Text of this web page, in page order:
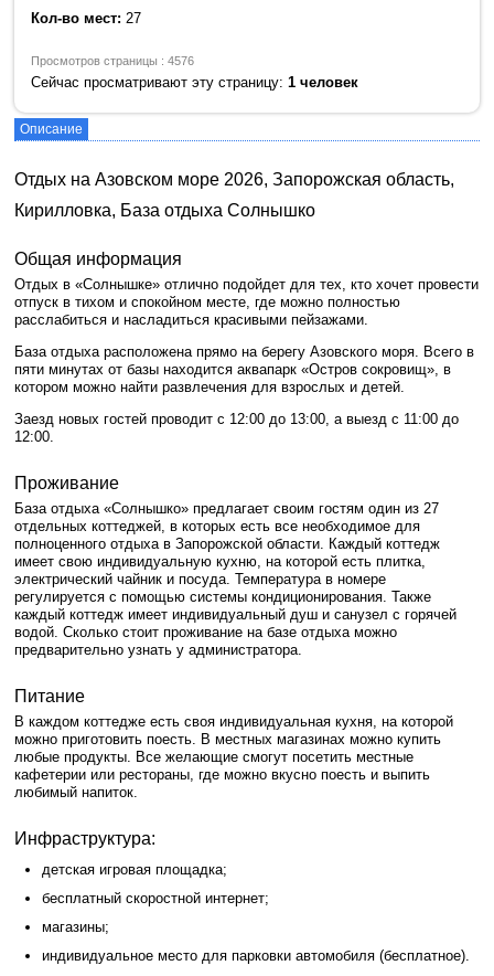
Кол-во мест: 27
Просмотров страницы : 4576
Сейчас просматривают эту страницу:1 человек
Описание
Отдых на Азовском море 2026, Запорожская область,
Кирилловка, База отдыха Солнышко
Общая информация
Отдых в «Солнышке» отлично подойдет для тех, кто хочет провести
отпуск в тихом и спокойном месте, где можно полностью
расслабиться и насладиться красивыми пейзажами.
База отдыха расположена прямо на берегу Азовского моря. Всего в
пяти минутах от базы находится аквапарк «Остров сокровищ», в
котором можно найти развлечения для взрослых и детей.
Заезд новых гостей проводит с 12:00 до 13:00, а выезд с 11:00 до
12:00.
Проживание
База отдыха «Солнышко» предлагает своим гостям один из 27
отдельных коттеджей, в которых есть все необходимое для
полноценного отдыха в Запорожской области. Каждый коттедж
имеет свою индивидуальную кухню, на которой есть плитка,
электрический чайник и посуда. Температура в номере
регулируется с помощью системы кондиционирования. Также
каждый коттедж имеет индивидуальный душ и санузел с горячей
водой. Сколько стоит проживание на базе отдыха можно
предварительно узнать у администратора.
Питание
В каждом коттедже есть своя индивидуальная кухня, на которой
можно приготовить поесть. В местных магазинах можно купить
любые продукты. Все желающие смогут посетить местные
кафетерии или рестораны, где можно вкусно поесть и выпить
любимый напиток.
Инфраструктура:
детская игровая площадка;
бесплатный скоростной интернет;
магазины;
индивидуальное место для парковки автомобиля (бесплатное).